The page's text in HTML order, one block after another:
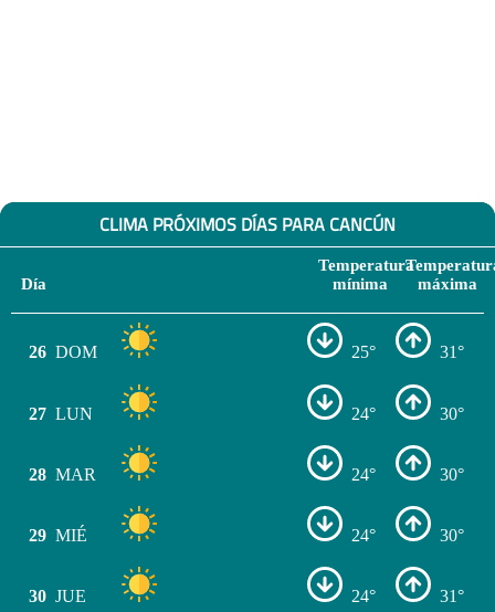
CLIMA PRÓXIMOS DÍAS PARA CANCÚN
Día
Temperatura
mínima
máxima
26 DOM 25° 31°
27 LUN 24° 30°
28 MAR 24° 30°
29 MIÉ 24° 30°
30 JUE 24° 31°